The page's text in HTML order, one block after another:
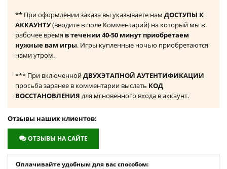
** При оформлении заказа вы указываете нам ДОСТУПЫ К
АККАУНТУ(вводите в поле Комментарий) на который мы в
рабочее время в течении 40-50 минут приобретаем
нужные вам игры. Игры купленные ночью приобретаются
нами утром.
*** При включеннойДВУХЭТАПНОЙ АУТЕНТИФИКАЦИИ
просьба заранее в комментарии выслать КОД
ВОССТАНОВЛЕНИЯ для мгновенного входа в аккаунт.
Отзывы наших клиентов:
ОТЗЫВЫ НА САЙТЕ
Оплачивайте удобным для вас способом: